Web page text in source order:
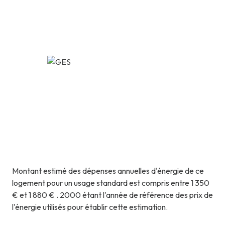
Montant estimé des dépenses annuelles d'énergie de ce
logement pour un usage standard est compris entre 1 350
€ et 1 880 € . 2000 étant l'année de référence des prix de
l'énergie utilisés pour établir cette estimation.